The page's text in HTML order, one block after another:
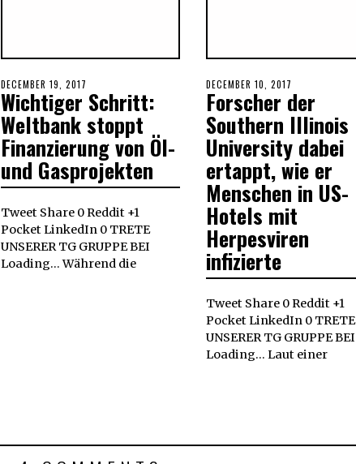
POSTED
ON
DECEMBER 19, 2017
Wichtiger Schritt:
Weltbank stoppt
Finanzierung von Öl-
und Gasprojekten
Tweet Share 0 Reddit +1
Pocket LinkedIn 0 TRETE
UNSERER TG GRUPPE BEI
Loading... Während die
POSTED
ON
DECEMBER 10, 2017
10,
2017
Forscher der
Southern Illinois
University dabei
ertappt, wie er
Menschen in US-
Hotels mit
Herpesviren
infizierte
Tweet Share 0 Reddit +1
Pocket LinkedIn 0 TRETE
UNSERER TG GRUPPE BEI
Loading... Laut einer